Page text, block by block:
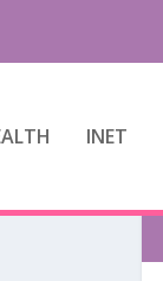
INET